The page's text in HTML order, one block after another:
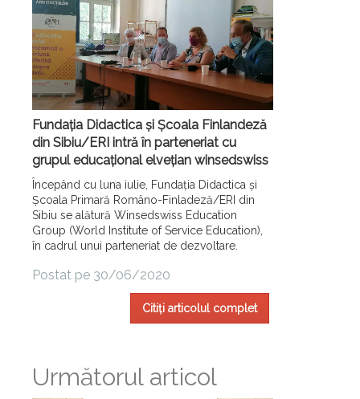
Fundația Didactica și Școala Finlandeză
din Sibiu/ERI intră în parteneriat cu
grupul educațional elvețian winsedswiss
Începând cu luna iulie, Fundația Didactica și
Școala Primară Româno-Finladeză/ERI din
Sibiu se alătură Winsedswiss Education
Group (World Institute of Service Education),
în cadrul unui parteneriat de dezvoltare.
Postat pe 30/06/2020
Citiți articolul complet
Următorul articol